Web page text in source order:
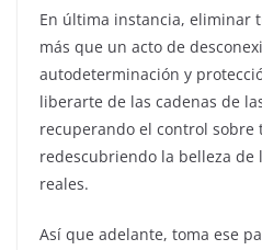
En última instancia, eliminar
más que un acto de
autodeterminación y
liberarte de las cadenas de
recuperando el control sobre
redescubriendo la belleza de
reales.
Así que adelante, toma ese